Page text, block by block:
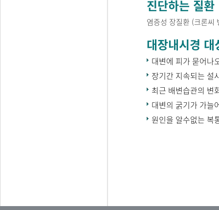
진단하는 질환
염증성 장질환 (크론씨
대장내시경 대
대변에 피가 묻어나
장기간 지속되는 설
최근 배변습관의 변
대변의 굵기가 가늘
원인을 알수없는 복